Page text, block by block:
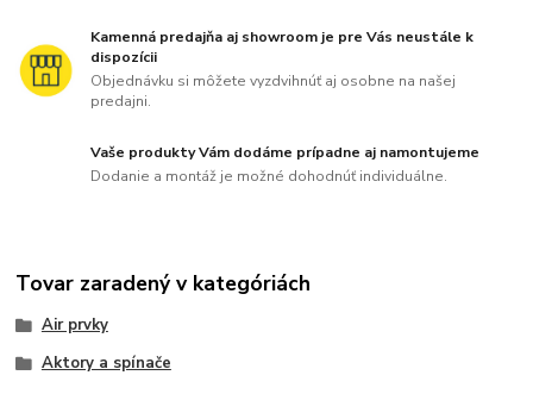
Kamenná predajňa aj showroom je pre Vás neustále k
dispozícii
Objednávku si môžete vyzdvihnúť aj osobne na našej
predajni.
Vaše produkty Vám dodáme prípadne aj namontujeme
Dodanie a montáž je možné dohodnúť individuálne.
Tovar zaradený v kategóriách
Air prvky
Aktory a spínače